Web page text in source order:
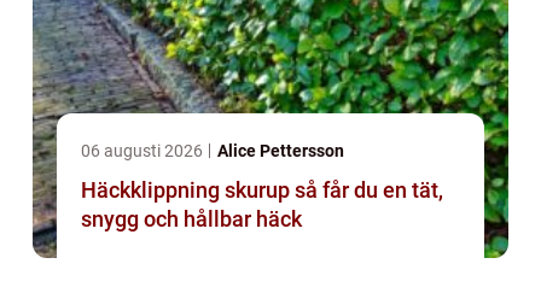
06 augusti 2026 Alice Pettersson
Häckklippning skurup så får du en tät,
snygg och hållbar häck